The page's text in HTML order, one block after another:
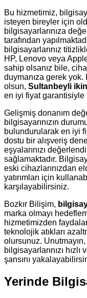
Bu hizmetimiz,
isteyen bireyler için
bilgisayarlarınıza
tarafından
bilgisayarlarınız
HP, Lenovo veya
sahip olsanız bile,
duymanıza gerek
olsun, Sultanbeyli
en iyi fiyat garantisiyle
Gelişmiş donanım
bilgisayarınızın
bulundurularak en iyi
dostu bir alışveriş
eşyalarınızı
sağlamaktadır.
eski cihazlarınızdan
yatırımları için
karşılayabilirsiniz.
Bozkır Bilişim,
marka olmayı
hizmetimizden
teknolojik atıkları
olursunuz.
bilgisayarlarınızı
şansını
Yerinde